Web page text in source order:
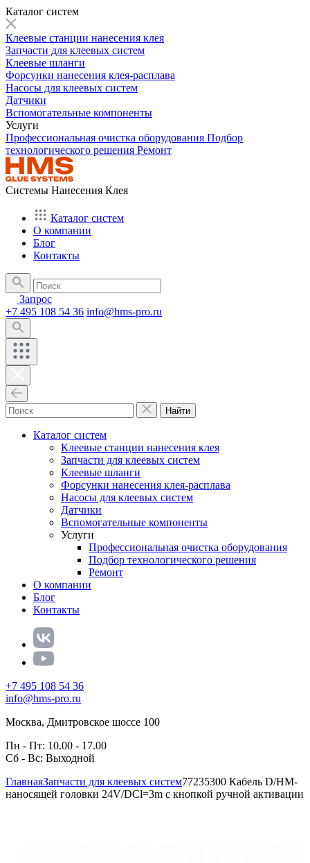
Каталог систем
Клеевые станции нанесения клея
Запчасти для клеевых систем
Клеевые шланги
Форсунки нанесения клея-расплава
Насосы для клеевых систем
Датчики
Вспомогательные компоненты
Услуги
Профессиональная очистка оборудования Подбор
технологического решения Ремонт
Системы Нанесения Клея
Каталог систем
О компании
Блог
Контакты
Запрос
+7 495 108 54 36 info@hms-pro.ru
Найти
Каталог систем
Клеевые станции нанесения клея
Запчасти для клеевых систем
Клеевые шланги
Форсунки нанесения клея-расплава
Насосы для клеевых систем
Датчики
Вспомогательные компоненты
Услуги
Профессиональная очистка оборудования
Подбор технологического решения
Ремонт
О компании
Блог
Контакты
+7 495 108 54 36
info@hms-pro.ru
Москва, Дмитровское шоссе 100
Пн - Пт: 10.00 - 17.00
Сб - Вс: Выходной
ГлавнаяЗапчасти для клеевых систем77235300 Кабель D/HM-
наносящей головки 24V/DCl=3m с кнопкой ручной активации